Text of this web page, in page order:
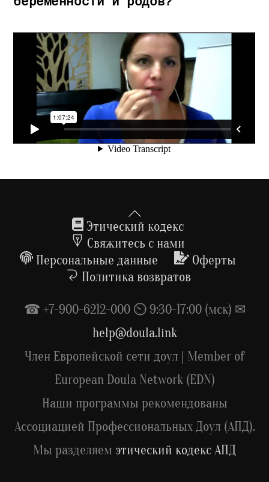
беременности и родов?
Back
To
Top
Этический кодекс
Свяжитесь с нами
Персональные данные
Оферты
Политика возвратов
☎ +7-900-6212-000 ⏲ 9:30-17:00 (мск) ✉
help@doula.link
Член Европейской сети доул | Member of
European Doula Network (EDN)
Наши программы рекомендованы
Ассоциацией Профессиональных Доул (АПД).
Мы разделяем этический кодекс АПД